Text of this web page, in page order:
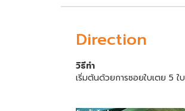
Direction
วิธีทำ
เริ่มต้นด้วยการซอยใบเตย 5 ใบ